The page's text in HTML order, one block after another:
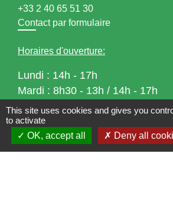
+33 2 40 65 51 30
Contact par formulaire
Horaires d'ouverture:
Lundi : 14h - 17h
Mardi : 8h30 - 13h / 14h - 17h
Mercredi : 8h30 - 13h
Jeudi : 8h30 - 13h
Vendredi : 8h30 - 13h / 14h - 17h
This site uses cookies and gives you
to activate
OK, accept all
Deny all